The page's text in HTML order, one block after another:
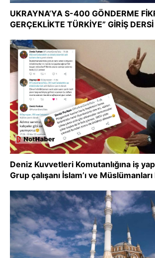
UKRAYNA’YA S-400 GÖNDERME
GERÇEKLİKTE TÜRKİYE” GİRİŞ DERSİ
Deniz Kuvvetleri Komutanlığına iş
Grup çalışanı İslam’ı ve